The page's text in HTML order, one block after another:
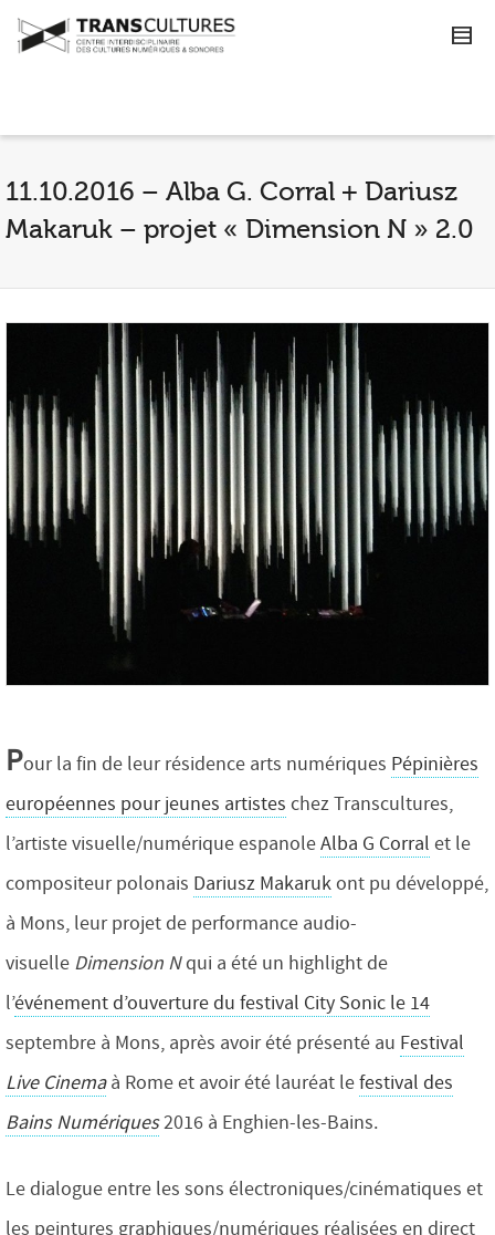
11.10.2016 – Alba G. Corral + Dariusz
Makaruk – projet « Dimension N » 2.0
Pour la fin de leur résidence arts numériques Pépinières
européennes pour jeunes artistes chez Transcultures,
l’artiste visuelle/numérique espanoleAlba G Corral et le
compositeur polonais Dariusz Makarukont pu développé,
à Mons, leur projet de performance audio-
visuelle Dimension Nqui a été un highlight de
l’événement d’ouverture du festival City Sonic le 14
septembre à Mons, après avoir été présenté au Festival
Live Cinemaà Rome et avoir été lauréat lefestival des
Bains Numériques2016 à Enghien-les-Bains.
Le dialogue entre les sons électroniques/cinématiques et
les peintures graphiques/numériques réalisées en direct